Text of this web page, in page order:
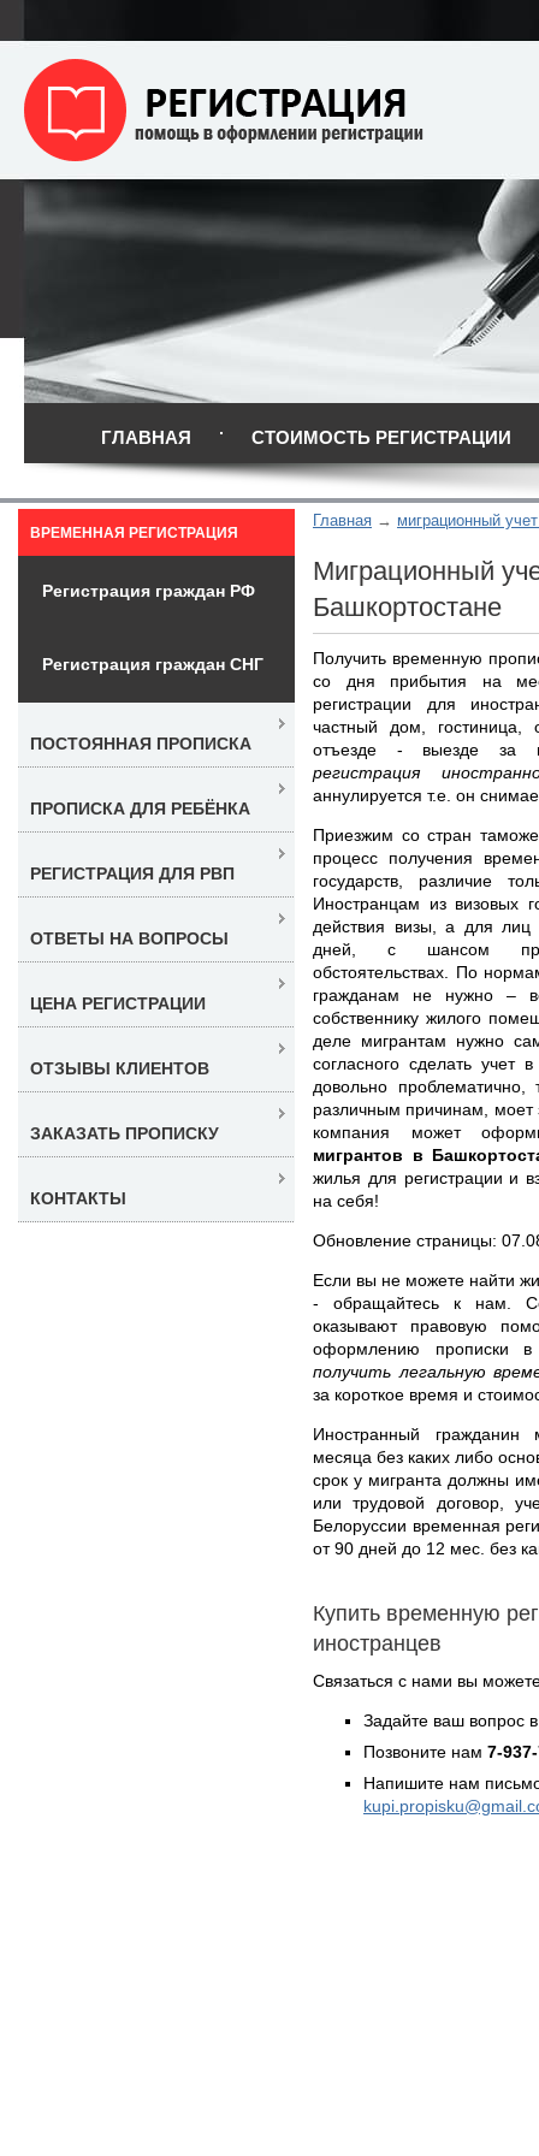
ГЛАВНАЯ СТОИМОСТЬ РЕГИСТРАЦИИ
Главная миграционный
Миграционный
Башкортостане
Получить временную
со дня прибытия на
регистрации для
частный дом, гостиница,
отъезде - выезде за
регистрация
аннулируется т.е. он
Приезжим со стран
процесс получения
государств, различие
Иностранцам из визовых
действия визы, а для
дней, с шансом
обстоятельствах. По
гражданам не нужно –
собственнику жилого
деле мигрантам нужно
согласного сделать учет
довольно
различным причинам, моет
компания может
мигрантов в
жилья для регистрации и
на себя!
Обновление страницы:
Если вы не можете найти
- обращайтесь к нам.
оказывают правовую
оформлению прописки
получить легальную
за короткое время и
Иностранный гражданин
месяца без каких либо
срок у мигранта должны
или трудовой договор,
Белоруссии временная
от 90 дней до 12 мес. без
Купить временную
иностранцев
Связаться с нами вы
Задайте ваш вопрос
Позвоните нам 7-
Напишите нам
ВРЕМЕННАЯ РЕГИСТРАЦИЯ
Регистрация граждан РФ
Регистрация граждан СНГ
ПОСТОЯННАЯ ПРОПИСКА
ПРОПИСКА ДЛЯ РЕБЁНКА
РЕГИСТРАЦИЯ ДЛЯ РВП
ОТВЕТЫ НА ВОПРОСЫ
ЦЕНА РЕГИСТРАЦИИ
ОТЗЫВЫ КЛИЕНТОВ
ЗАКАЗАТЬ ПРОПИСКУ
КОНТАКТЫ